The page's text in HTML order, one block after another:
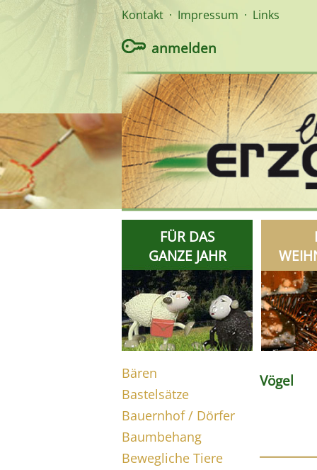
Kontakt · Impressum · Links
anmelden
FÜR DAS
GANZE JAHR
Bären
Bastelsätze
Bauernhof / Dörfer
Baumbehang
Bewegliche Tiere
Vögel